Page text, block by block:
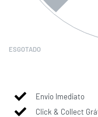
ESGOTADO
Envio Imediato
Click & Collect